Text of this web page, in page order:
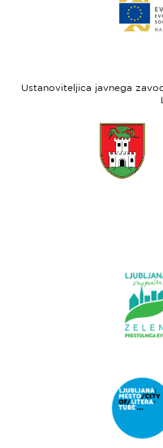
Ustanoviteljica javnega